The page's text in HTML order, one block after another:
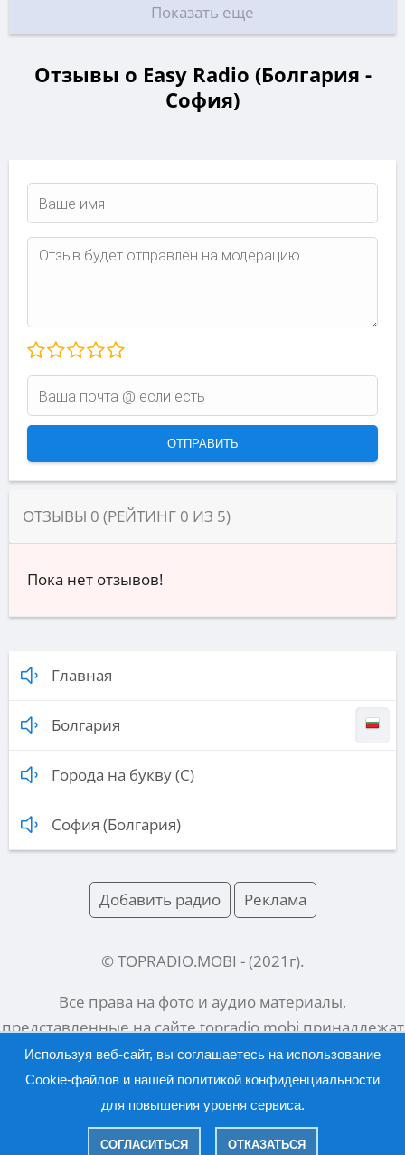
Показать еще
Отзывы о Easy Radio (Болгария -
София)
ОТЗЫВЫ 0 (РЕЙТИНГ 0 ИЗ 5)
Пока нет отзывов!
Главная
Болгария
Города на букву (С)
София (Болгария)
Добавить радио Реклама
© TOPRADIO.MOBI - (2021 г).
Все права на фото и аудио материалы,
представленные на сайтеtopradio.mobiпринадлежат
их законным владельцам.
Русский | English
Используя веб-сайт, вы соглашаетесь на использование
Cookie-файлов и нашей политикой конфиденциальности
для повышения уровня сервиса.
СОГЛАСИТЬСЯ ОТКАЗАТЬСЯ